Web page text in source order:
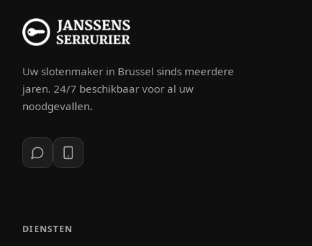
Uw slotenmaker in Brussel sinds meerdere
jaren. 24/7 beschikbaar voor al uw
noodgevallen.
DIENSTEN